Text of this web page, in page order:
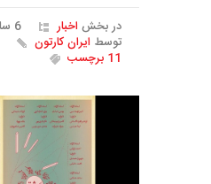
در بخش اخبار
6 سال قبل
توسط ایران کارتون
11 برچسب